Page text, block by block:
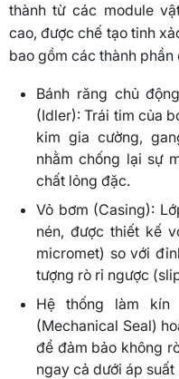
thành từ các module
cao, được chế tạo tinh
bao gồm các thành phần
Bánh răng chủ
(Idler): Trái tim của
kim gia cường,
nhằm chống lại sự
chất lỏng đặc.
Vỏ bơm (Casing):
nén, được thiết kế
micromet) so với
tượng rò rỉ ngược
Hệ thống làm kín
(Mechanical Seal)
để đảm bảo không
ngay cả dưới áp suất